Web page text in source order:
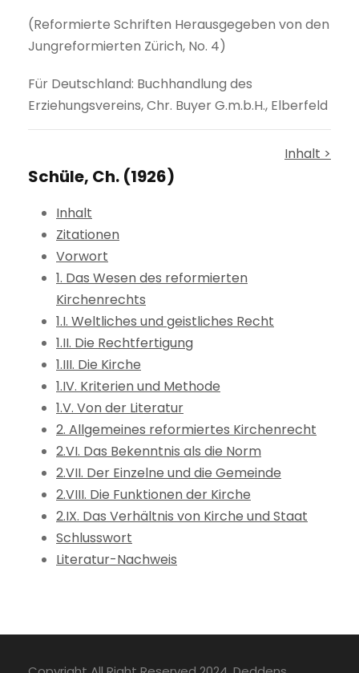
(Reformierte Schriften Herausgegeben von den
Jungreformierten Zürich, No. 4)
Für Deutschland: Buchhandlung des
Erziehungsvereins, Chr. Buyer G.m.b.H., Elberfeld
Inhalt >
Schüle, Ch. (1926)
Inhalt
Zitationen
Vorwort
1. Das Wesen des reformierten
Kirchenrechts
1.I. Weltliches und geistliches Recht
1.II. Die Rechtfertigung
1.III. Die Kirche
1.IV. Kriterien und Methode
1.V. Von der Literatur
2. Allgemeines reformiertes Kirchenrecht
2.VI. Das Bekenntnis als die Norm
2.VII. Der Einzelne und die Gemeinde
2.VIII. Die Funktionen der Kirche
2.IX. Das Verhältnis von Kirche und Staat
Schlusswort
Literatur-Nachweis